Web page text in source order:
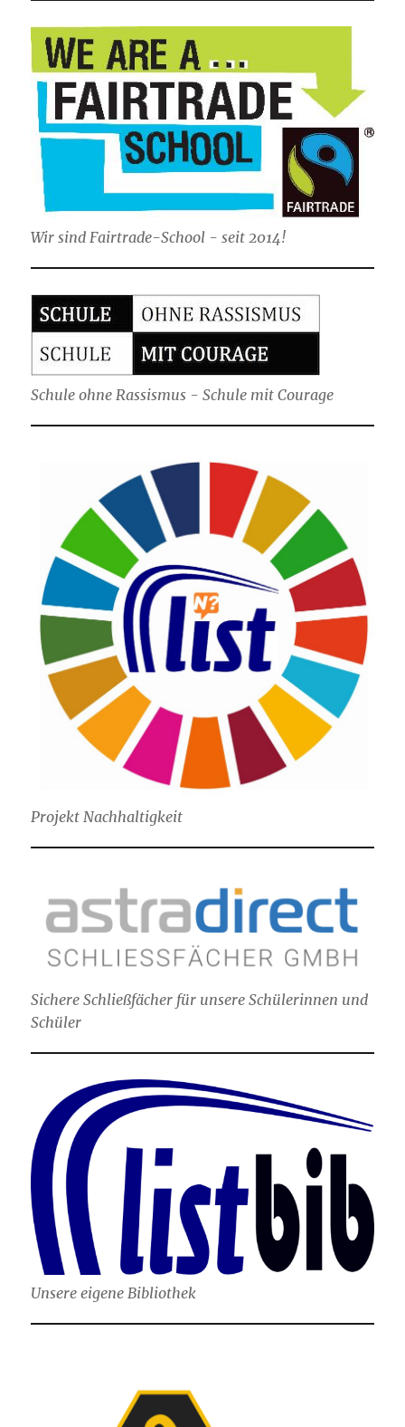
Wir sind Fairtrade-School - seit 2014!
Schule ohne Rassismus - Schule mit Courage
Projekt Nachhaltigkeit
Sichere Schließfächer für unsere Schülerinnen und
Schüler
Unsere eigene Bibliothek